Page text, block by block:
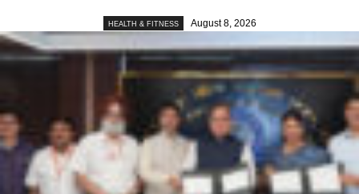
HEALTH & FITNESS August 8, 2026